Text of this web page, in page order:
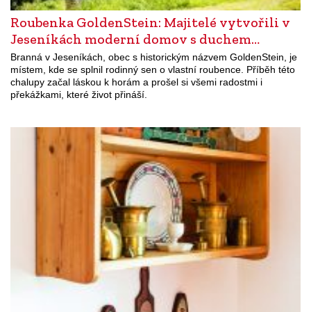
Roubenka GoldenStein: Majitelé vytvořili v
Jeseníkách moderní domov s duchem…
Branná v Jeseníkách, obec s historickým názvem GoldenStein, je
místem, kde se splnil rodinný sen o vlastní roubence. Příběh této
chalupy začal láskou k horám a prošel si všemi radostmi i
překážkami, které život přináší.